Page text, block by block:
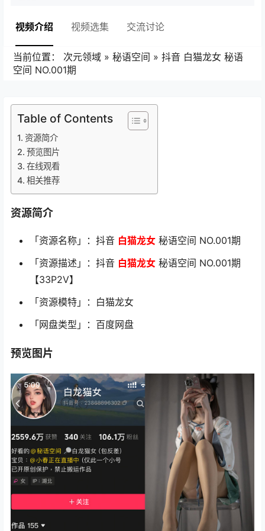
视频介绍 视频选集 交流讨论
当前位置： 次元领域 » 秘语空间 » 抖音 白猫龙女 秘语
空间 NO.001期
Table of Contents
资源简介
预览图片
在线观看
相关推荐
资源简介
「资源名称」：抖音 白猫龙女 秘语空间 NO.001期
「资源描述」：抖音 白猫龙女 秘语空间 NO.001期
【33P2V】
「资源模特」：白猫龙女
「网盘类型」：百度网盘
预览图片